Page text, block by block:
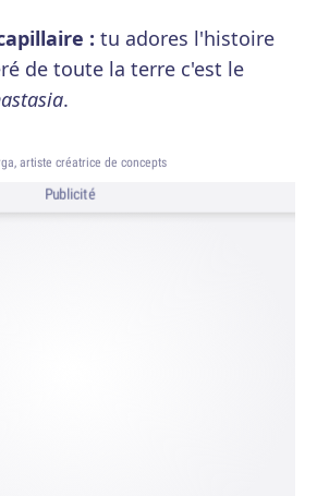
: tu adores l'histoire
de toute la terre c'est le
.
artiste créatrice de concepts
Publicité